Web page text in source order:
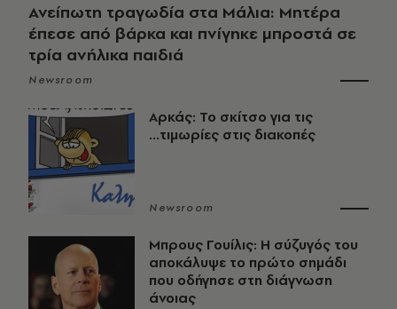
Ανείπωτη τραγωδία στα Μάλια: Μητέρα
έπεσε από βάρκα και πνίγηκε μπροστά σε
τρία ανήλικα παιδιά
Newsroom
Αρκάς: Το σκίτσο για τις
...τιμωρίες στις διακοπές
Newsroom
Μπρους Γουίλις: Η σύζυγός του
αποκάλυψε το πρώτο σημάδι
που οδήγησε στη διάγνωση
άνοιας